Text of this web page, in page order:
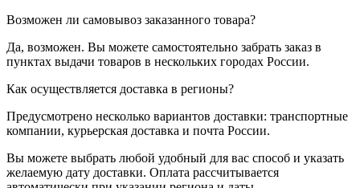
Возможен ли самовывоз заказанного товара?
Да, возможен. Вы можете самостоятельно забрать заказ в
пунктах выдачи товаров в нескольких городах России.
Как осуществляется доставка в регионы?
Предусмотрено несколько вариантов доставки: транспортные
компании, курьерская доставка и почта России.
Вы можете выбрать любой удобный для вас способ и указать
желаемую дату доставки. Оплата рассчитывается